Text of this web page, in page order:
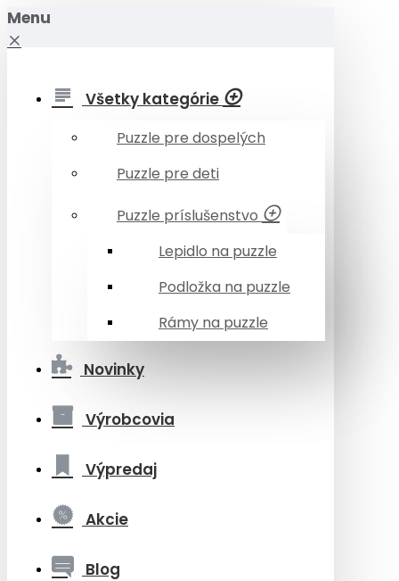
Menu
Všetky kategórie
Puzzle pre dospelých
Puzzle pre deti
Puzzle príslušenstvo
Lepidlo na puzzle
Podložka na puzzle
Rámy na puzzle
Novinky
Výrobcovia
Výpredaj
Akcie
Blog